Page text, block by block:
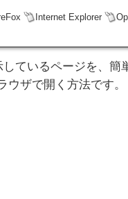
Internet Explorer
ているページを、簡
ウザで開く方法です。